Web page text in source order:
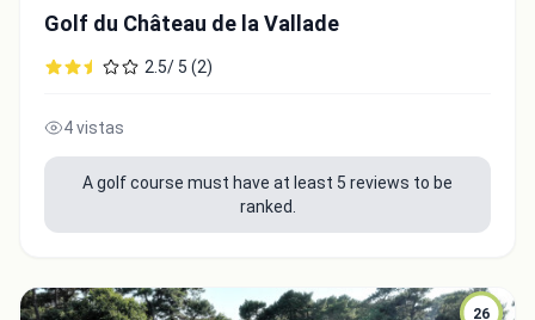
Golf du Château de la Vallade
2.5/ 5 (2)
4 vistas
A golf course must have at least 5 reviews to be
ranked.
26